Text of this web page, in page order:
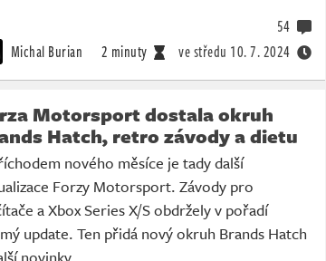
Michal Burian 2 minuty ve středu 10. 7. 2024
54
Motorsport dostala okruh
Hatch, retro závody a dietu
nového měsíce je tady další
Forzy Motorsport. Závody pro
a Xbox Series X/S obdržely v pořadí
update. Ten přidá nový okruh Brands Hatch